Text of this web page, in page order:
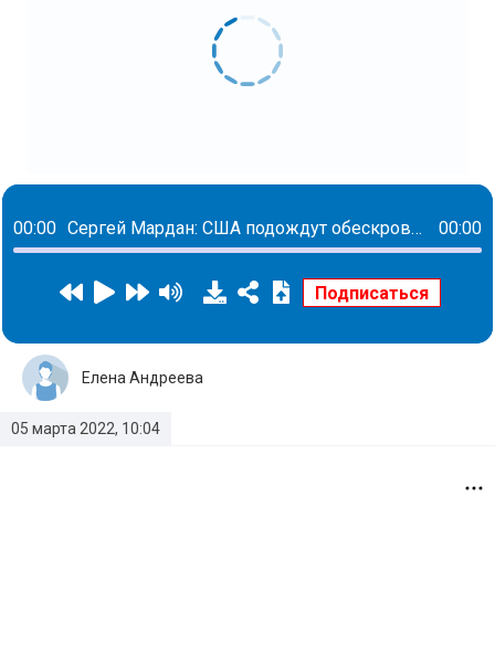
00:00 Сергей Мардан: США подождут обескровливания европейцев в торговой войне с Россией и придут в конце в роли победителя 00:00
05 марта 2022, 10:04
Елена Андреева